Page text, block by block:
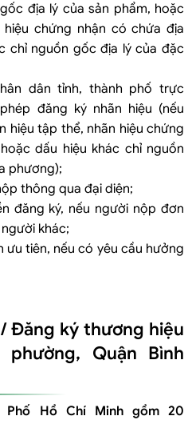
địa lý của sản phẩm, hoặc
chứng nhận có chứa địa
chỉ nguồn gốc địa lý của đặc
dân tỉnh, thành phố trực
đăng ký nhãn hiệu (nếu
hiệu tập thể, nhãn hiệu chứng
dấu hiệu khác chỉ nguồn
phương);
thông qua đại diện;
đăng ký, nếu người nộp đơn
khác;
ưu tiên, nếu có yêu cầu hưởng
Đăng ký thương hiệu
Quận Bình
Phố Hồ Chí Minh gồm 20